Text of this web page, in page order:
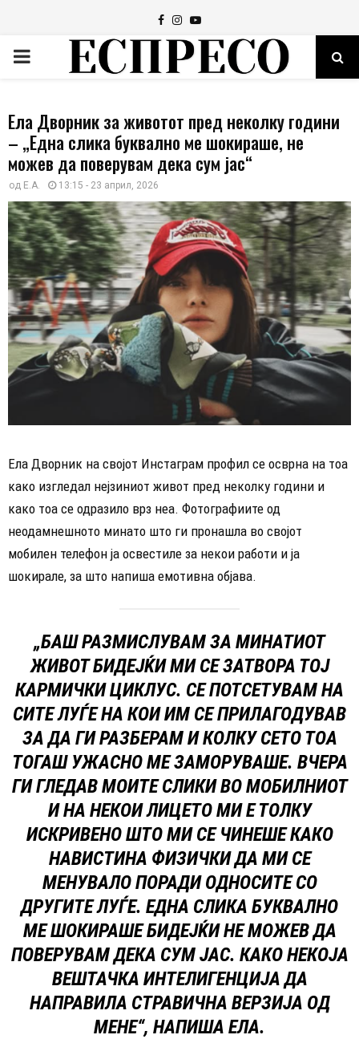
Facebook
Instagram
Youtube
PRIMARY
Ела Дворник за животот пред неколку години
– „Една слика буквално ме шокираше, не
можев да поверувам дека сум јас“
од Е.А. 13:15 - 23 април, 2026
Ела Дворник на својот Инстаграм профил се осврна на тоа
како изгледал нејзиниот живот пред неколку години и
како тоа се одразило врз неа. Фотографиите од
неодамнешното минато што ги пронашла во својот
мобилен телефон ја освестиле за некои работи и ја
шокирале, за што напиша емотивна објава.
„БАШ РАЗМИСЛУВАМ ЗА МИНАТИОТ
ЖИВОТ БИДЕЈЌИ МИ СЕ ЗАТВОРА ТОЈ
КАРМИЧКИ ЦИКЛУС. СЕ ПОТСЕТУВАМ НА
СИТЕ ЛУЃЕ НА КОИ ИМ СЕ ПРИЛАГОДУВАВ
ЗА ДА ГИ РАЗБЕРАМ И КОЛКУ СЕТО ТОА
ТОГАШ УЖАСНО МЕ ЗАМОРУВАШЕ. ВЧЕРА
ГИ ГЛЕДАВ МОИТЕ СЛИКИ ВО МОБИЛНИОТ
И НА НЕКОИ ЛИЦЕТО МИ Е ТОЛКУ
ИСКРИВЕНО ШТО МИ СЕ ЧИНЕШЕ КАКО
НАВИСТИНА ФИЗИЧКИ ДА МИ СЕ
МЕНУВАЛО ПОРАДИ ОДНОСИТЕ СО
ДРУГИТЕ ЛУЃЕ. ЕДНА СЛИКА БУКВАЛНО
МЕ ШОКИРАШЕ БИДЕЈЌИ НЕ МОЖЕВ ДА
ПОВЕРУВАМ ДЕКА СУМ ЈАС. КАКО НЕКОЈА
ВЕШТАЧКА ИНТЕЛИГЕНЦИЈА ДА
НАПРАВИЛА СТРАВИЧНА ВЕРЗИЈА ОД
МЕНЕ“, НАПИША ЕЛА.